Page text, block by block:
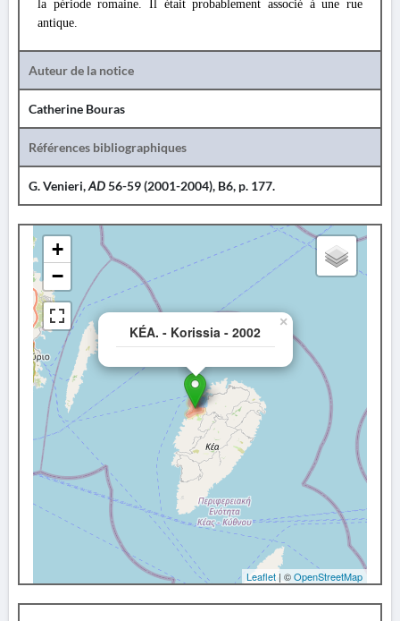
la période romaine. Il était probablement associé à une rue
antique.
Auteur de la notice
Catherine Bouras
Références bibliographiques
G. Venieri,AD56-59 (2001-2004), B6, p. 177.
KÉA. - Korissia - 2002
×
+
−
Leaflet | ©OpenStreetMap